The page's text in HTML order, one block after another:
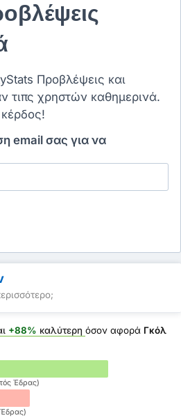
Προβλέψεις και
τιπς χρηστών καθημερινά.
email σας για να
+88% καλύτερη όσον αφορά Γκόλ
Έδρας)